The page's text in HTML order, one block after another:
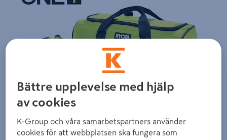
Bättre upplevelse med hjälp
av cookies
K-Group och våra samarbetspartners använder
cookies för att webbplatsen ska fungera som